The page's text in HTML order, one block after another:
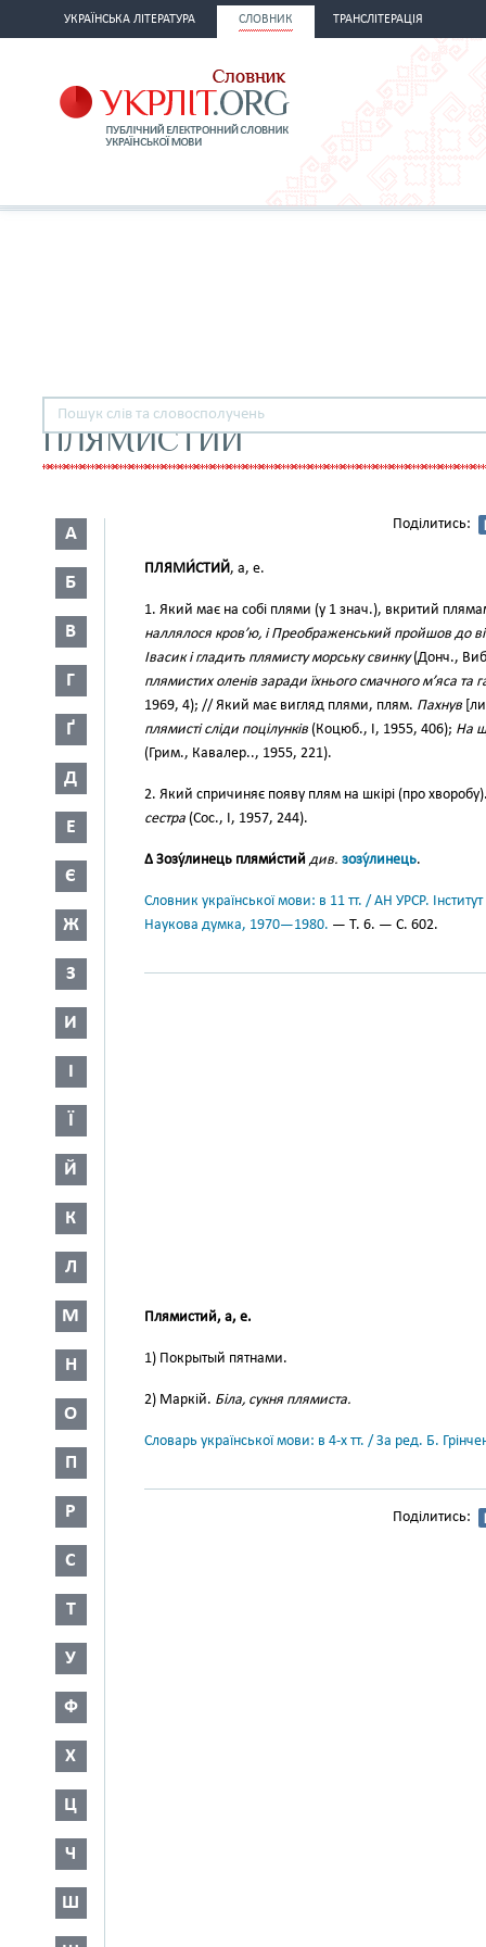
УКРАЇНСЬКА ЛІТЕРАТУРА СЛОВНИК ТРАНСЛІТЕРАЦІЯ
ПЛЯМИСТИЙ
А
Б
В
Г
Ґ
Д
Е
Є
Ж
З
И
І
Ї
Й
К
Л
М
Н
О
П
Р
С
Т
У
Ф
Х
Ц
Ч
Ш
Поділитись:
ПЛЯМИ́СТИЙ, а, е.
1. Який має на собі плями (у 1 знач.), вкритий
наллялося кров’ю, і Преображенський пройшов до
Івасик і гладить плямисту морську свинку(Донч.,
плямистих оленів заради їхнього смачного м’яса та
1969, 4); // Який має вигляд плями, плям. Пахнув
плямисті сліди поцілунків (Коцюб., І, 1955, 406); На
(Грим., Кавалер.., 1955, 221).
2. Який спричиняє появу плям на шкірі (про
сестра (Сос., І, 1957, 244).
∆ Зозу́линець плями́стий див. зозу́линець.
Словник української мови: в 11 тт. / АН УРСР.
Наукова думка, 1970—1980. — Т. 6. — С. 602.
Плямистий, а, е.
1) Покрытый пятнами.
2) Маркій. Біла, сукня плямиста.
Словарь української мови: в 4-х тт. / За ред. Б.
Поділитись: